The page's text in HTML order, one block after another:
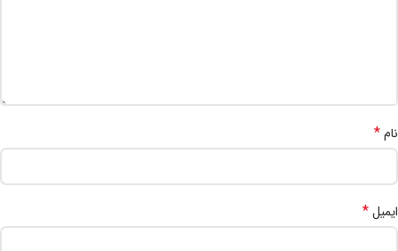
نام*
ایمیل*